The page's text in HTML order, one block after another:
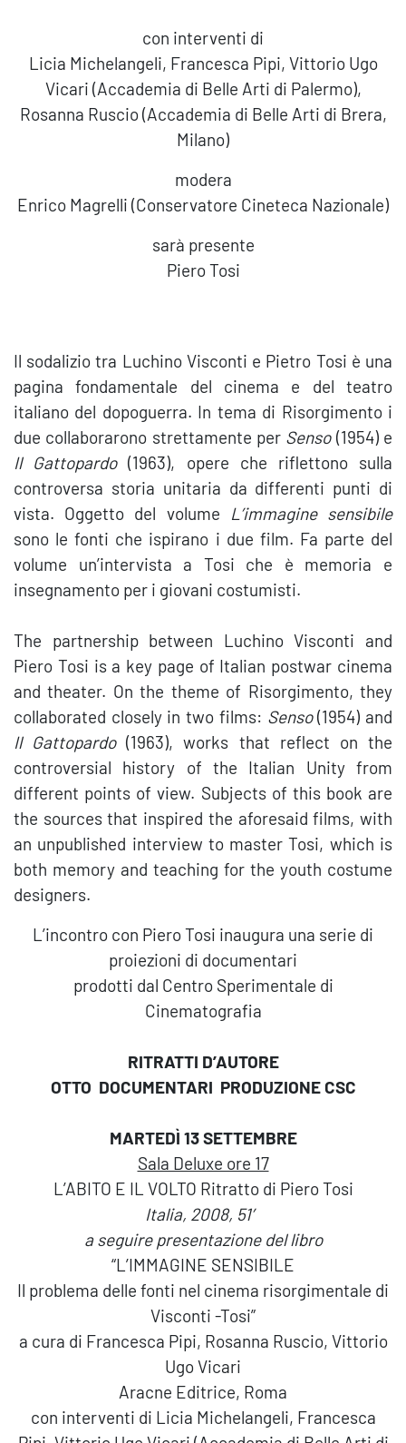
con interventi di
Licia Michelangeli, Francesca Pipi, Vittorio Ugo
Vicari (Accademia di Belle Arti di Palermo),
Rosanna Ruscio (Accademia di Belle Arti di Brera,
Milano)
modera
Enrico Magrelli (Conservatore Cineteca Nazionale)
sarà presente
Piero Tosi
Il sodalizio tra Luchino Visconti e Pietro Tosi è una
pagina fondamentale del cinema e del teatro
italiano del dopoguerra. In tema di Risorgimento i
due collaborarono strettamente per Senso(1954) e
Il
Gattopardo(1963), opere che riflettono sulla
controversa storia unitaria da differenti punti di
vista. Oggetto del volume L’immagine sensibile
sono le fonti che ispirano i due film. Fa parte del
volume un’intervista a Tosi che è memoria e
insegnamento per i giovani costumisti.
The partnership between Luchino Visconti and
Piero Tosi is a key page of Italian postwar cinema
and theater. On the theme of Risorgimento, they
collaborated closely in two films: Senso(1954) and
Il Gattopardo(1963), works that reflect on the
controversial history of the Italian Unity from
different points of view. Subjects of this book are
the sources that inspired the aforesaid films, with
an unpublished interview to master Tosi, which is
both memory and teaching for the youth costume
designers.
L’incontro con Piero Tosi inaugura una serie di
proiezioni di documentari
prodotti dal Centro Sperimentale di
Cinematografia
RITRATTI D’AUTORE
OTTO DOCUMENTARI PRODUZIONE CSC
MARTEDÌ 13 SETTEMBRE
Sala Deluxe ore 17
L’ABITO E IL VOLTO Ritratto di Piero Tosi
Italia, 2008, 51′
a seguire presentazione del libro
“L’IMMAGINE SENSIBILE
Il problema delle fonti nel cinema risorgimentale di
Visconti -Tosi”
a cura di Francesca Pipi, Rosanna Ruscio, Vittorio
Ugo Vicari
Aracne Editrice, Roma
con interventi di Licia Michelangeli, Francesca